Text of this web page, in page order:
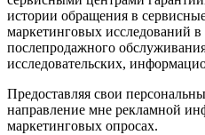
истории обращения в
маркетинговых исследований
послепродажного
исследовательских,
Предоставляя свои
направление мне рекламной
маркетинговых опросах.